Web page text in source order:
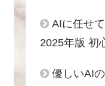
AIに任せ
2025年版 初
優しいAI